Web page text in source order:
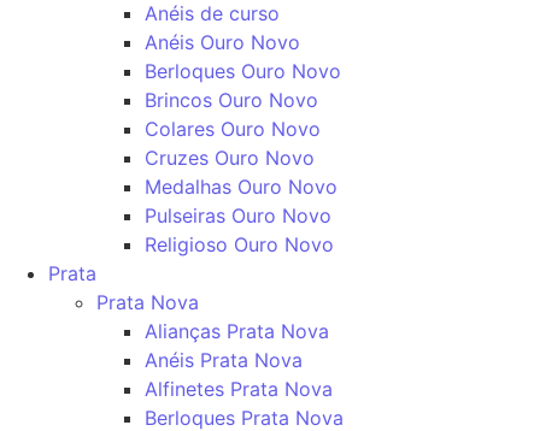
Anéis de curso
Anéis Ouro Novo
Berloques Ouro Novo
Brincos Ouro Novo
Colares Ouro Novo
Cruzes Ouro Novo
Medalhas Ouro Novo
Pulseiras Ouro Novo
Religioso Ouro Novo
Prata
Prata Nova
Alianças Prata Nova
Anéis Prata Nova
Alfinetes Prata Nova
Berloques Prata Nova